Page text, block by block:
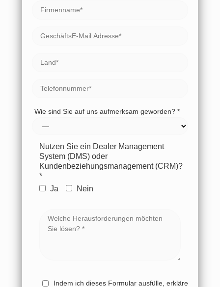
Wie sind Sie auf uns aufmerksam geworden? *
Nutzen Sie ein Dealer Management
System (DMS) oder
Kundenbeziehungsmanagement (CRM)?
*
Ja
Nein
Indem ich dieses Formular ausfülle, erkläre